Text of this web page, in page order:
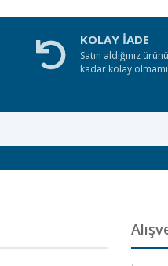
KOLAY İADE
Satın aldığınız
kadar kolay